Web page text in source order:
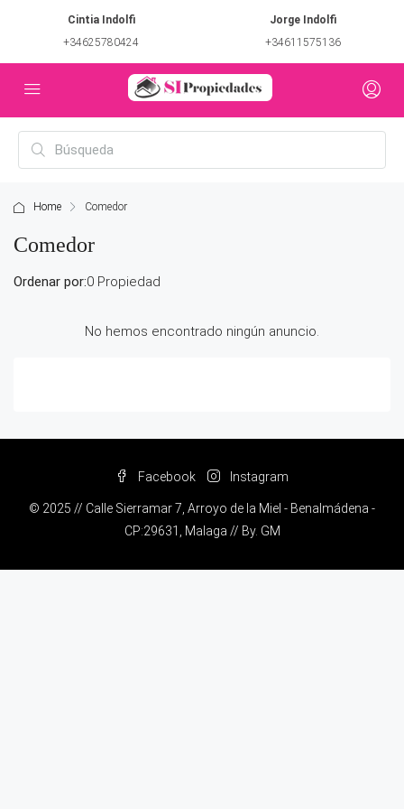
Cintia Indolfi
+34625780424
Jorge Indolfi
+34611575136
Home Comedor
Comedor
0 Propiedad
Ordenar por:
No hemos encontrado ningún anuncio.
Facebook Instagram
© 2025 // Calle Sierramar 7, Arroyo de la Miel - Benalmádena -
CP:29631, Malaga // By. GM